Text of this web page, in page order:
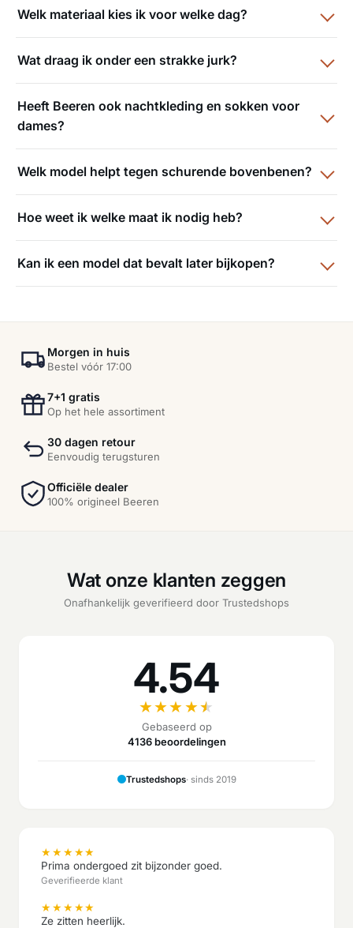
Welk materiaal kies ik voor welke dag?
Wat draag ik onder een strakke jurk?
Heeft Beeren ook nachtkleding en sokken voor
dames?
Welk model helpt tegen schurende bovenbenen?
Hoe weet ik welke maat ik nodig heb?
Kan ik een model dat bevalt later bijkopen?
Morgen in huis
Bestel vóór 17:00
7+1 gratis
Op het hele assortiment
30 dagen retour
Eenvoudig terugsturen
Officiële dealer
100% origineel Beeren
Wat onze klanten zeggen
Onafhankelijk geverifieerd door Trustedshops
4.54
★★★★★
Gebaseerd op
4136 beoordelingen
Trustedshops· sinds 2019
★★★★★
Prima ondergoed zit bijzonder goed.
Geverifieerde klant
★★★★★
Ze zitten heerlijk.